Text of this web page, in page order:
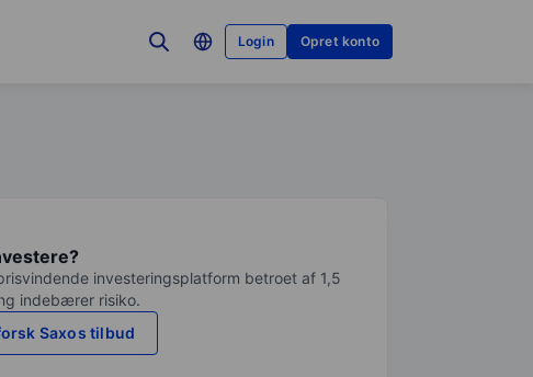
Login Opret konto
investeringsplatform betroet af 1,5
indebærer risiko.
Saxos tilbud